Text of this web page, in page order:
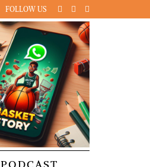
FOLLOW US